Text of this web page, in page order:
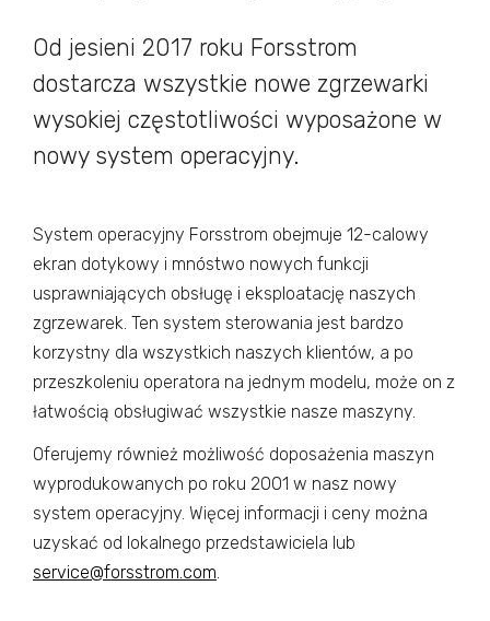
Od jesieni 2017 roku Forsstrom
dostarcza wszystkie nowe zgrzewarki
wysokiej częstotliwości wyposażone w
nowy system operacyjny.
System operacyjny Forsstrom obejmuje 12-calowy
ekran dotykowy i mnóstwo nowych funkcji
usprawniających obsługę i eksploatację naszych
zgrzewarek. Ten system sterowania jest bardzo
korzystny dla wszystkich naszych klientów, a po
przeszkoleniu operatora na jednym modelu, może on z
łatwością obsługiwać wszystkie nasze maszyny.
Oferujemy również możliwość doposażenia maszyn
wyprodukowanych po roku 2001 w nasz nowy
system operacyjny. Więcej informacji i ceny można
uzyskać od lokalnego przedstawiciela lub
service@forsstrom.com